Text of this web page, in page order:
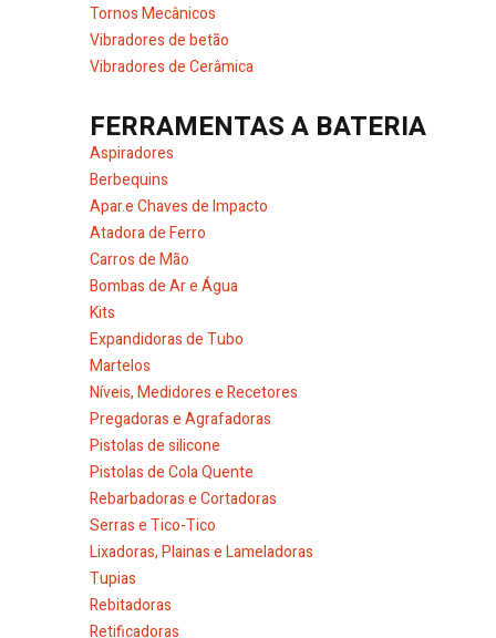
Tornos Mecânicos
Vibradores de betão
Vibradores de Cerâmica
FERRAMENTAS A BATERIA
Aspiradores
Berbequins
Apar.e Chaves de Impacto
Atadora de Ferro
Carros de Mão
Bombas de Ar e Água
Kits
Expandidoras de Tubo
Martelos
Níveis, Medidores e Recetores
Pregadoras e Agrafadoras
Pistolas de silicone
Pistolas de Cola Quente
Rebarbadoras e Cortadoras
Serras e Tico-Tico
Lixadoras, Plainas e Lameladoras
Tupias
Rebitadoras
Retificadoras